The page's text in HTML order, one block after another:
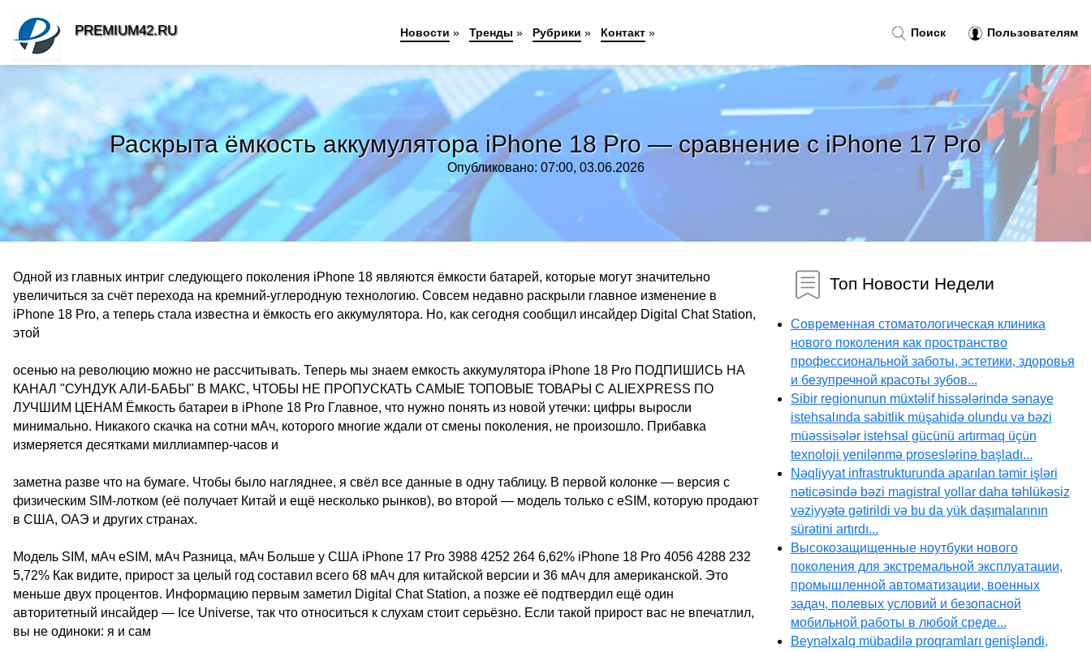
Раскрыта ёмкость аккумулятора iPhone 18 Pro — сравнение с iPhone 17 Pro
Опубликовано: 07:00, 03.06.2026
Одной из главных интриг следующего поколения iPhone 18 являются ёмкости батарей, которые могут значительно
увеличиться за счёт перехода на кремний-углеродную технологию. Совсем недавно раскрыли главное изменение в
iPhone 18 Pro, а теперь стала известна и ёмкость его аккумулятора. Но, как сегодня сообщил инсайдер Digital Chat Station,
этой
осенью на революцию можно не рассчитывать. Теперь мы знаем емкость аккумулятора iPhone 18 Pro ПОДПИШИСЬ НА
КАНАЛ "СУНДУК АЛИ-БАБЫ" В МАКС, ЧТОБЫ НЕ ПРОПУСКАТЬ САМЫЕ ТОПОВЫЕ ТОВАРЫ С ALIEXPRESS ПО
ЛУЧШИМ ЦЕНАМ Ёмкость батареи в iPhone 18 Pro Главное, что нужно понять из новой утечки: цифры выросли
минимально. Никакого скачка на сотни мАч, которого многие ждали от смены поколения, не произошло. Прибавка
измеряется десятками миллиампер-часов и
заметна разве что на бумаге. Чтобы было нагляднее, я свёл все данные в одну таблицу. В первой колонке — версия с
физическим SIM-лотком (её получает Китай и ещё несколько рынков), во второй — модель только с eSIM, которую продают
в США, ОАЭ и других странах.
Модель SIM, мАч eSIM, мАч Разница, мАч Больше у США iPhone 17 Pro 3988 4252 264 6,62% iPhone 18 Pro 4056 4288 232
5,72% Как видите, прирост за целый год составил всего 68 мАч для китайской версии и 36 мАч для американской. Это
меньше двух процентов. Информацию первым заметил Digital Chat Station, а позже её подтвердил ещё один
авторитетный инсайдер — Ice Universe, так что относиться к слухам стоит серьёзно. Если такой прирост вас не впечатлил,
вы не одиноки: я и сам
Топ Новости Недели
Современная стоматологическая клиника
нового поколения как пространство
профессиональной заботы, эстетики, здоровья
и безупречной красоты зубов...
Sibir regionunun müxtəlif hissələrində sənaye
istehsalında sabitlik müşahidə olundu və bəzi
müəssisələr istehsal gücünü artırmaq üçün
texnoloji yenilənmə proseslərinə başladı...
Nəqliyyat infrastrukturunda aparılan təmir işləri
nəticəsində bəzi magistral yollar daha təhlükəsiz
vəziyyətə gətirildi və bu da yük daşımalarının
sürətini artırdı...
Высокозащищенные ноутбуки нового
поколения для экстремальной эксплуатации,
промышленной автоматизации, военных
задач, полевых условий и безопасной
мобильной работы в любой среде...
Beynəlxalq mübadilə proqramları genişləndi,
Поиск Пользователям
PREMIUM42.RU Новости » Тренды » Рубрики » Контакт »